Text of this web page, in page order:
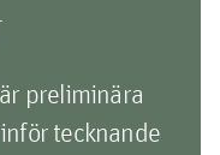
preliminära
tecknande